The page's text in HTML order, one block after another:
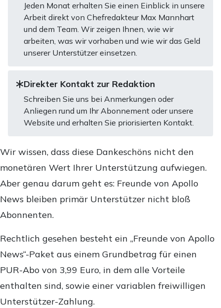
Jeden Monat erhalten Sie einen Einblick in unsere
Arbeit direkt von Chefredakteur Max Mannhart
und dem Team. Wir zeigen Ihnen, wie wir
arbeiten, was wir vorhaben und wie wir das Geld
unserer Unterstützer einsetzen.
Direkter Kontakt zur Redaktion
Schreiben Sie uns bei Anmerkungen oder
Anliegen rund um Ihr Abonnement oder unsere
Website und erhalten Sie priorisierten Kontakt.
Wir wissen, dass diese Dankeschöns nicht den
monetären Wert Ihrer Unterstützung aufwiegen.
Aber genau darum geht es: Freunde von Apollo
News bleiben primär Unterstützer nicht bloß
Abonnenten.
Rechtlich gesehen besteht ein „Freunde von Apollo
News“-Paket aus einem Grundbetrag für einen
PUR-Abo von 3,99 Euro, in dem alle Vorteile
enthalten sind, sowie einer variablen freiwilligen
Unterstützer-Zahlung.